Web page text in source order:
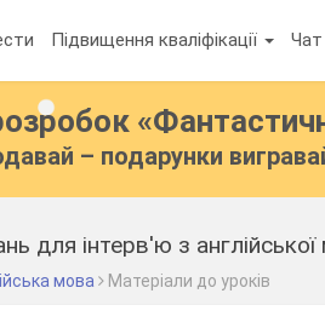
Підвищення кваліфікації
– подарунки
для інтерв'ю з
мова Матеріали до уроків